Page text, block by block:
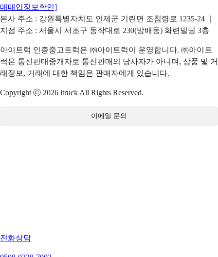
매매업정보확인]
본사 주소 : 강원특별자치도 인제군 기린면 조침령로 1235-24 ｜
지점 주소 : 서울시 서초구 동작대로 230(방배동) 화련빌딩 3층
아이트럭 인증중고트럭은 ㈜아이트럭이 운영합니다. ㈜아이트
럭은 통신판매중개자로 통신판매의 당사자가 아니며, 상품 및 거
래정보, 거래에 대한 책임은 판매자에게 있습니다.
Copyright ⓒ 2026 itruck All Rights Reserved.
이메일 문의
전화상담